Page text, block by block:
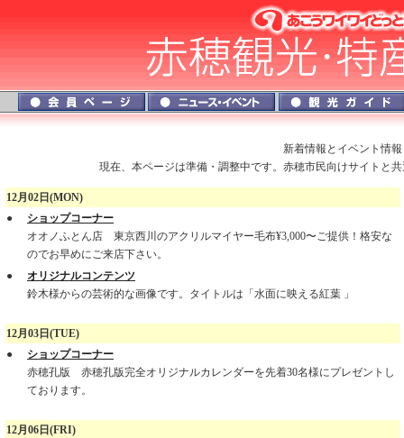
新着情報とイベント情報
現在、本ページは準備・調整中です。赤穂市民向けサイトと
12月02日(MON)
●
ショップコーナー
オオノふとん店 東京西川のアクリルマイヤー毛布¥3,000〜ご提供！格安な
のでお早めにご来店下さい。
●
オリジナルコンテンツ
鈴木様からの芸術的な画像です。タイトルは「水面に映える紅葉 」
12月03日(TUE)
●
ショップコーナー
赤穂孔版 赤穂孔版完全オリジナルカレンダーを先着30名様にプレゼントし
ております。
12月06日(FRI)